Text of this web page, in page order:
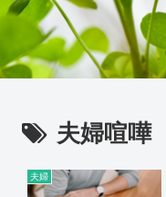
夫婦喧嘩
夫婦